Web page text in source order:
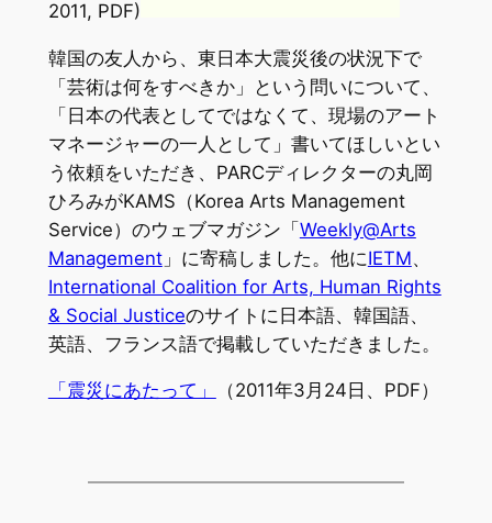
2011, PDF)
韓国の友人から、東日本大震災後の状況下で
「芸術は何をすべきか」という問いについて、
「日本の代表としてではなくて、現場のアート
マネージャーの一人として」書いてほしいとい
う依頼をいただき、PARCディレクターの丸岡
ひろみがKAMS（Korea Arts Management
Service）のウェブマガジン「Weekly@Arts
Management」に寄稿しました。他にIETM、
International Coalition for Arts, Human Rights
& Social Justiceのサイトに日本語、韓国語、
英語、フランス語で掲載していただきました。
「震災にあたって」 （2011年3月24日、PDF）